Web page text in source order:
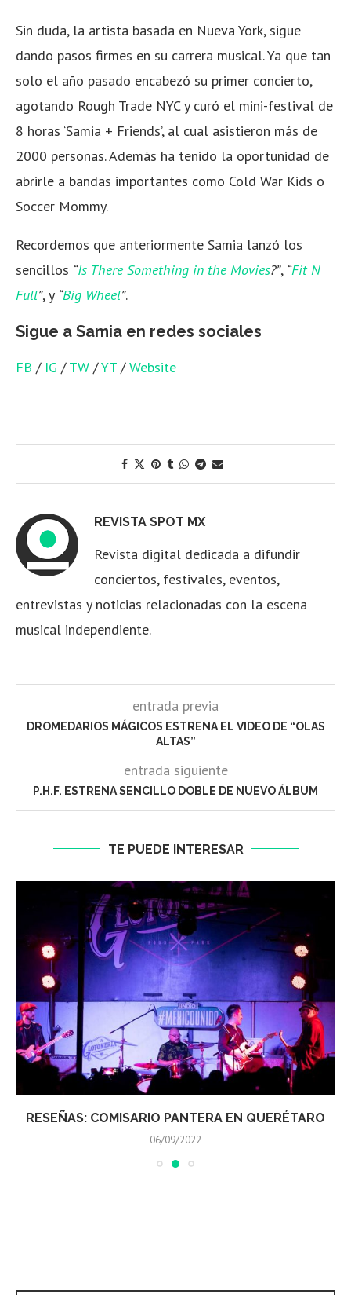
Sin duda, la artista basada en Nueva York, sigue
dando pasos firmes en su carrera musical. Ya que tan
solo el año pasado encabezó su primer concierto,
agotando Rough Trade NYC y curó el mini-festival de
8 horas ‘Samia + Friends’, al cual asistieron más de
2000 personas. Además ha tenido la oportunidad de
abrirle a bandas importantes como Cold War Kids o
Soccer Mommy.
Recordemos que anteriormente Samia lanzó los
sencillos “Is There Something in the Movies?”, “Fit N
Full”, y “Big Wheel”.
Sigue a Samia en redes sociales
FB / IG /TW /YT /Website
REVISTA SPOT MX
Revista digital dedicada a difundir
conciertos, festivales, eventos,
entrevistas y noticias relacionadas con la escena
musical independiente.
entrada previa
DROMEDARIOS MÁGICOS ESTRENA EL VIDEO DE “OLAS
ALTAS”
entrada siguiente
P.H.F. ESTRENA SENCILLO DOBLE DE NUEVO ÁLBUM
TE PUEDE INTERESAR
RESEÑAS: COMISARIO PANTERA EN QUERÉTARO
06/09/2022